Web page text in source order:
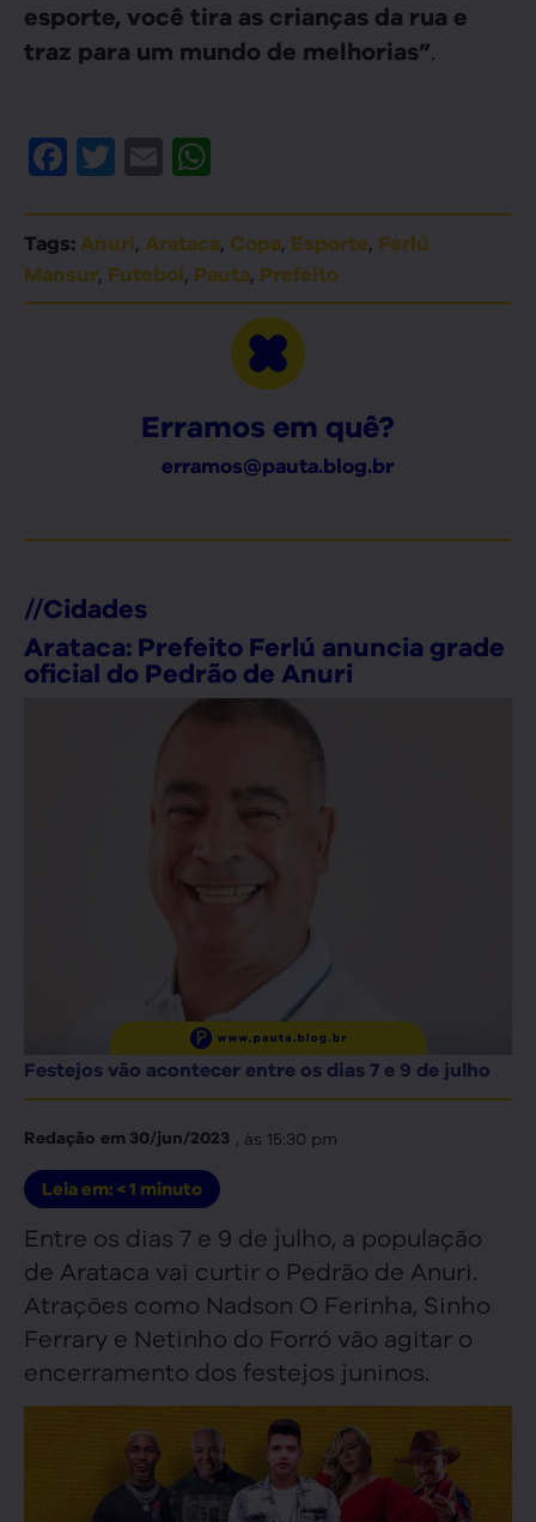
esporte, você tira as crianças da rua e
traz para um mundo de melhorias”.
Facebook
Twitter
Email
Tags: Anuri, Arataca, Copa, Esporte, Ferlú
Mansur, Futebol, Pauta, Prefeito
Erramos em quê?
erramos@pauta.blog.br
//Cidades
Arataca: Prefeito Ferlú anuncia grade
oficial do Pedrão de Anuri
Festejos vão acontecer entre os dias 7 e 9 de julho
Redação em 30/jun/2023 , às 15:30 pm
Leia em: < 1 minuto
Entre os dias 7 e 9 de julho, a população
de Arataca vai curtir o Pedrão de Anuri.
Atrações como Nadson O Ferinha, Sinho
Ferrary e Netinho do Forró vão agitar o
encerramento dos festejos juninos.